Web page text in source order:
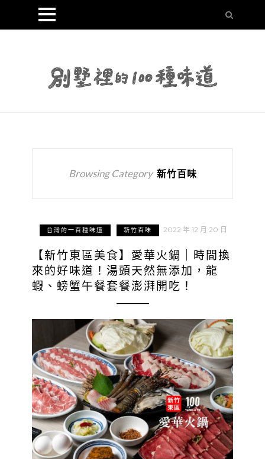
Browsing Category 新竹百味
台灣的一百種味道 新竹百味 2022 年 12 月 20 日
【新竹東區美食】愛華火鍋｜時間換
來的好味道！湯頭天然無添加，龍
蝦、螃蟹午餐套餐澎湃開吃！